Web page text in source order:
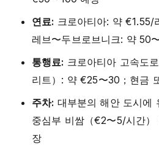
연료: 크로아티아: 약 €1.55/
레브〜두브로브니크: 약 50
통행료: 크로아티아 고속도
리트）: 약 €25〜30；현금
주차: 대부분의 해안 도시에
중심부 비쌈（€2〜5/시간）
장